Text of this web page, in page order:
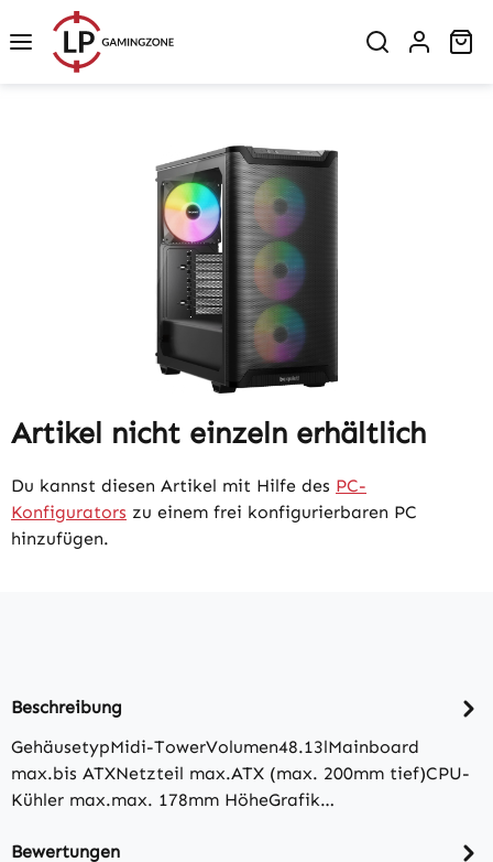
Zum Hauptinhalt springen
Bildergalerie überspringen
Artikel nicht einzeln erhältlich
Du kannst diesen Artikel mit Hilfe des PC-
Konfigurators zu einem frei konfigurierbaren PC
hinzufügen.
Beschreibung
GehäusetypMidi-TowerVolumen48.13lMainboard
max.bis ATXNetzteil max.ATX (max. 200mm tief)CPU-
Kühler max.max. 178mm HöheGrafik…
Bewertungen